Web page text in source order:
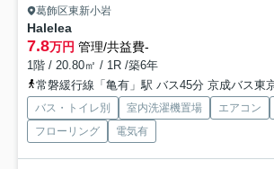
葛飾区東新小岩
Halelea
7.8万円 管理/共益費-
1階 / 20.80㎡ / 1R /築6年
常磐緩行線「亀有」駅 バス45分 京成バス東京「新小岩
バス・トイレ別 室内洗濯機置場 エアコン
フローリング
電気有